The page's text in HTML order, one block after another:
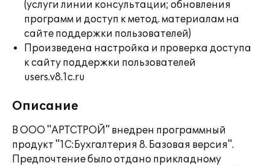
(услуги линии консультации; обновления
программ и доступ к метод. материалам на
сайте поддержки пользователей)
Произведена настройка и проверка доступа
к сайту поддержки пользователей
users.v8.1c.ru
Описание
В ООО "АРТСТРОЙ" внедрен программный
продукт "1С:Бухгалтерия 8. Базовая версия".
Предпочтение было отдано прикладному